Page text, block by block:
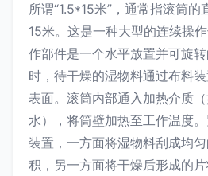
所谓“1.5*15米”，通常指滚筒的
15米。这是一种大型的连续操
作部件是一个水平放置并可旋
时，待干燥的湿物料通过布料
表面。滚筒内部通入加热介质
水），将筒壁加热至工作温度
装置，一方面将湿物料刮成均
积，另一方面将干燥后形成的